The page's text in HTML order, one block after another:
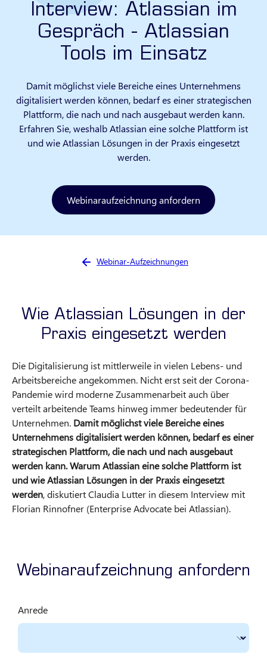
Interview: Atlassian im
Gespräch - Atlassian
Tools im Einsatz
Damit möglichst viele Bereiche eines Unternehmens
digitalisiert werden können, bedarf es einer strategischen
Plattform, die nach und nach ausgebaut werden kann.
Erfahren Sie, weshalb Atlassian eine solche Plattform ist
und wie Atlassian Lösungen in der Praxis eingesetzt
werden.
Webinaraufzeichnung anfordern
Sie sind hier:
Webinar-Aufzeichnungen
Wie Atlassian Lösungen in der
Praxis eingesetzt werden
Die Digitalisierung ist mittlerweile in vielen Lebens- und
Arbeitsbereiche angekommen. Nicht erst seit der Corona-
Pandemie wird moderne Zusammenarbeit auch über
verteilt arbeitende Teams hinweg immer bedeutender für
Unternehmen. Damit möglichst viele Bereiche eines
Unternehmens digitalisiert werden können, bedarf es einer
strategischen Plattform, die nach und nach ausgebaut
werden kann. Warum Atlassian eine solche Plattform ist
und wie Atlassian Lösungen in der Praxis eingesetzt
werden, diskutiert Claudia Lutter in diesem Interview mit
Florian Rinnofner (Enterprise Advocate bei Atlassian).
Webinaraufzeichnung anfordern
Anrede